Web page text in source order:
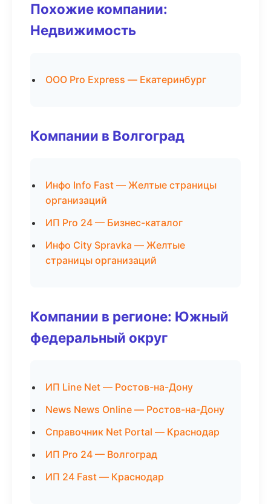
Похожие компании:
Недвижимость
ООО Pro Express — Екатеринбург
Компании в Волгоград
Инфо Info Fast — Желтые страницы
организаций
ИП Pro 24 — Бизнес-каталог
Инфо City Spravka — Желтые
страницы организаций
Компании в регионе: Южный
федеральный округ
ИП Line Net — Ростов-на-Дону
News News Online — Ростов-на-Дону
Справочник Net Portal — Краснодар
ИП Pro 24 — Волгоград
ИП 24 Fast — Краснодар